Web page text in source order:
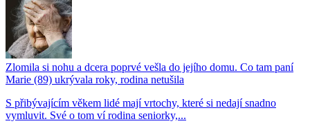
Zlomila si nohu a dcera poprvé vešla do jejího domu. Co tam paní
Marie (89) ukrývala roky, rodina netušila
S přibývajícím věkem lidé mají vrtochy, které si nedají snadno
vymluvit. Své o tom ví rodina seniorky,...